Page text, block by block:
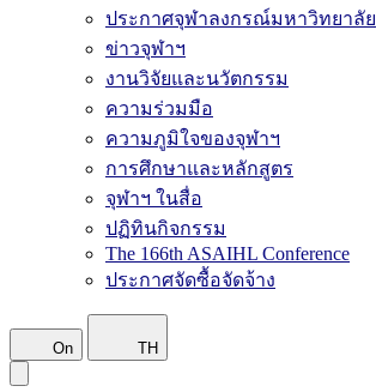
ประกาศจุฬาลงกรณ์มหาวิทยาลัย
ข่าวจุฬาฯ
งานวิจัยและนวัตกรรม
ความร่วมมือ
ความภูมิใจของจุฬาฯ
การศึกษาและหลักสูตร
จุฬาฯ ในสื่อ
ปฏิทินกิจกรรม
The 166th ASAIHL Conference
ประกาศจัดซื้อจัดจ้าง
On TH